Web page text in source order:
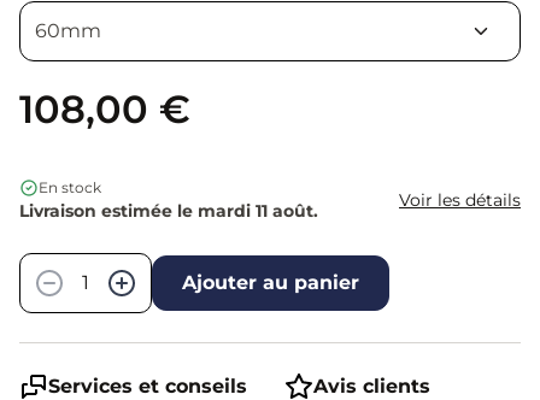
108,00 €
En stock
Livraison estimée le mardi 11 août. Voir les détails
−
+ Ajouter au panier
Services et conseils Avis clients